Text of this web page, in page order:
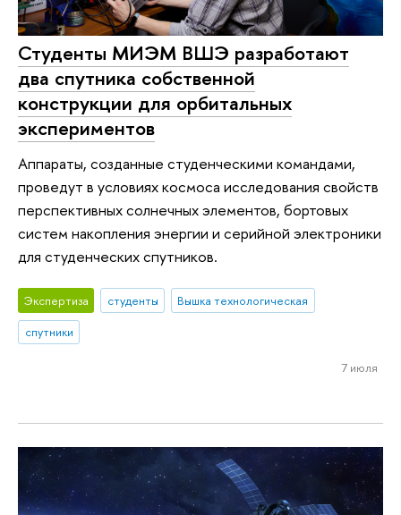
Студенты МИЭМ ВШЭ разработают
два спутника собственной
конструкции для орбитальных
экспериментов
Аппараты, созданные студенческими командами,
проведут в условиях космоса исследования свойств
перспективных солнечных элементов, бортовых
систем накопления энергии и серийной электроники
для студенческих спутников.
Экспертиза студенты
Вышка технологическая
спутники
7 июля